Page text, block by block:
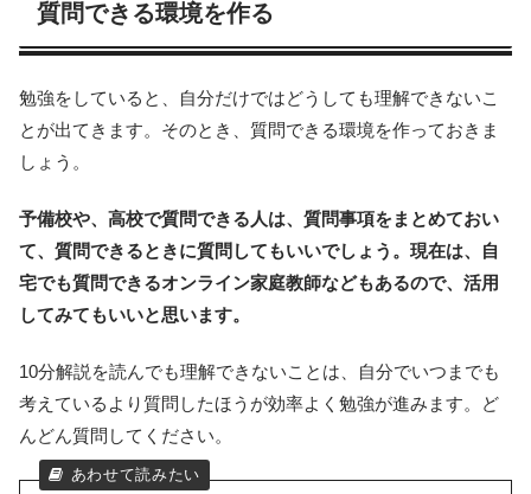
質問できる環境を作る
勉強をしていると、自分だけではどうしても理解できないこ
とが出てきます。そのとき、質問できる環境を作っておきま
しょう。
予備校や、高校で質問できる人は、質問事項をまとめておい
て、質問できるときに質問してもいいでしょう。現在は、自
宅でも質問できるオンライン家庭教師などもあるので、活用
してみてもいいと思います。
10分解説を読んでも理解できないことは、自分でいつまでも
考えているより質問したほうが効率よく勉強が進みます。ど
んどん質問してください。